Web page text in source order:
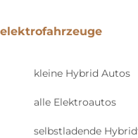
elektrofahrzeuge
kleine Hybrid Autos
alle Elektroautos
selbstladende